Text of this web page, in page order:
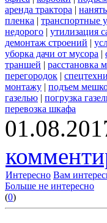
аренда трактора |
пленка | транспортные
недорого | утилизация
демонтаж строений |
уборка дачи от мусора |
траншей | расстановка
перегородок |
монтажу | подъем
газелью | погрузка
перевозка шкафа
Интересно Вам
Больше не интересно
(0)